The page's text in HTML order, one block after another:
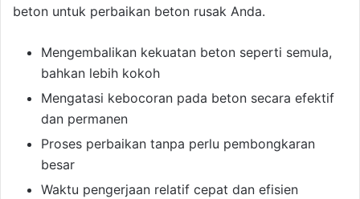
beton untuk perbaikan beton rusak Anda.
Mengembalikan kekuatan beton seperti semula,
bahkan lebih kokoh
Mengatasi kebocoran pada beton secara efektif
dan permanen
Proses perbaikan tanpa perlu pembongkaran
besar
Waktu pengerjaan relatif cepat dan efisien